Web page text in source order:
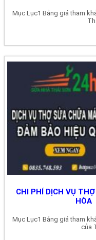
Mục Lục1 Bảng giá tham
CHI PHÍ DỊCH VỤ
HÒA
Mục Lục1 Bảng giá tham
của